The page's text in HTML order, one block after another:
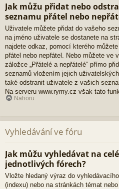
Jak můžu přidat nebo
seznamu přátel nebo
Uživatele můžete přidat do vašeho
na jméno uživatele se dostanete na
najdete odkaz, pomocí kterého
přátel nebo nepřátel. Nebo můžete ve
záložce „Přátelé a nepřátelé“ přímo
seznamů vložením jejich
také odstranit uživatele z vašich
Na serveru www.rymy.cz však tato
Nahoru
Vyhledávání ve fóru
Jak můžu vyhledávat na
jednotlivých fórech?
Vložte hledaný výraz do
(indexu) nebo na stránkách témat